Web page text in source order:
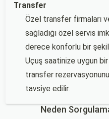
Transfer
Özel transfer firmaları
sağladığı özel servis
derece konforlu bir
Uçuş saatinize uygun
transfer
tavsiye edilir.
Neden